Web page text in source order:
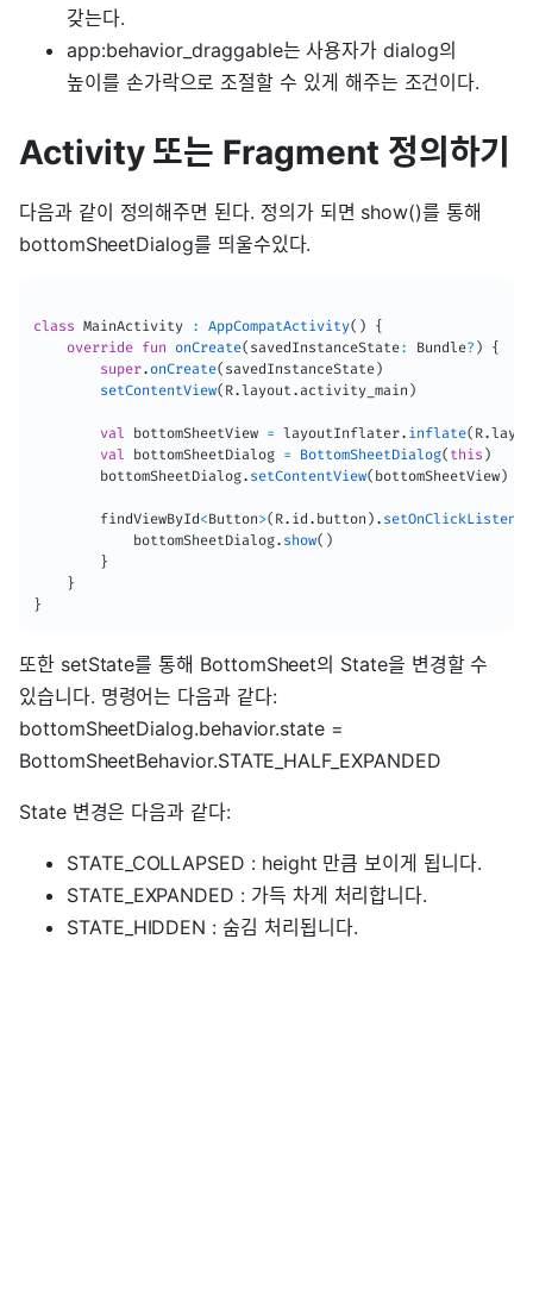
갖는다.
app:behavior_draggable는 사용자가 dialog의
높이를 손가락으로 조절할 수 있게 해주는 조건이다.
Activity 또는 Fragment 정의하기
다음과 같이 정의해주면 된다. 정의가 되면 show()를 통해
bottomSheetDialog를 띄울수있다.
class MainActivity : AppCompatActivity( )
{
override fun onCreate( savedInstanceState: Bundle? )
{
super. onCreate( savedInstanceState)
setContentView( R.layout .activity_main )
val bottomSheetView = layoutInflater. inflate( R.
val
bottomSheetDialog = BottomSheetDialog( this )
        bottomSheetDialog
. setContentView( bottomSheetView)
        findViewById
<Button>( R. id . button ) . setOnClickListener
            bottomSheetDialog
. show( )
}
}
}
또한 setState를 통해 BottomSheet의 State을 변경할 수
있습니다. 명령어는 다음과 같다:
bottomSheetDialog.behavior.state =
BottomSheetBehavior.STATE_HALF_EXPANDED
State 변경은 다음과 같다:
STATE_COLLAPSED : height 만큼 보이게 됩니다.
STATE_EXPANDED : 가득 차게 처리합니다.
STATE_HIDDEN : 숨김 처리됩니다.